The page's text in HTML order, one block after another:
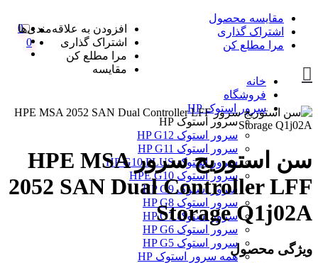
مقایسه محصول
اشتراک گذاری
مرا مطلع کن
0
0
خانه
فروشگاه
سرور استوک HP
سرور استوک HP
سرور استوک HP G12
سرور استوک HP G11
سرور استوک HP G10 PLUS
سرور استوک HPE G10
سرور استوک HP G9
سرور استوک HP G8
سرور استوک HP G7
سرور استوک HP G6
سرور استوک HP G5
همه سرور استوک HP
افزودن به علاقه‌مندی‌ها
اشتراک گذاری
مرا مطلع کن
مقایسه
سن استوریج سرور HPE MSA
2052 SAN Dual Controller LFF
Storage Q1j02A
ویژگی محصول